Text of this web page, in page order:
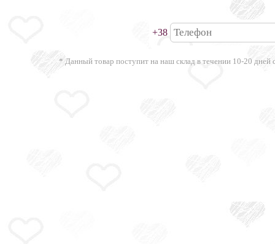
+38
* Данный товар поступит на наш склад в течении 10-20 дней